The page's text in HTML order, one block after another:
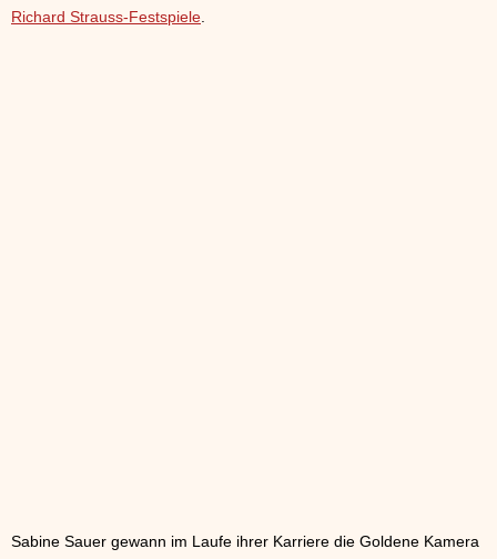
Richard Strauss-Festspiele.
Sabine Sauer gewann im Laufe ihrer Karriere die Goldene Kamera